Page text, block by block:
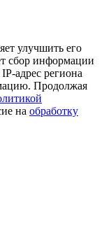
улучшить его
сбор информации
адрес региона
Продолжая
на обработку